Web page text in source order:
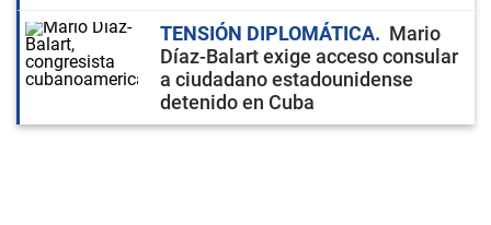
TENSIÓN DIPLOMÁTICA
Mario
Díaz-Balart exige acceso consular
a ciudadano estadounidense
detenido en Cuba